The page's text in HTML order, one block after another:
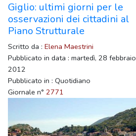
Giglio: ultimi giorni per le
osservazioni dei cittadini al
Piano Strutturale
Scritto da : Elena Maestrini
Pubblicato in data : martedì, 28 febbraio
2012
Pubblicato in : Quotidiano
Giornale n° 2771